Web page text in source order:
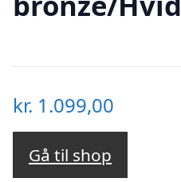
kr. 1.099,00
Gå til shop